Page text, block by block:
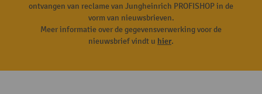
ontvangen van reclame van Jungheinrich PROFISHOP in de
vorm van nieuwsbrieven.
Meer informatie over de gegevensverwerking voor de
nieuwsbrief vindt u hier.